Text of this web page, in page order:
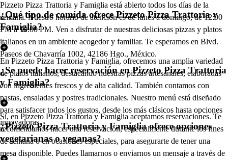
Pizzeto Pizza Trattoria y Famiglia está abierto todos los días de la
semana. Nuestro horario de atención es de lunes a domingo, de 12:00
PM a 10:00 PM. Ven a disfrutar de nuestras deliciosas pizzas y platos
italianos en un ambiente acogedor y familiar. Te esperamos en Blvd.
Paseos de Chavarría 1002, 42186 Hgo., México.
¿Qué tipo de comida ofrece Pizzeto Pizza Trattoria y
Famiglia?
En Pizzeto Pizza Trattoria y Famiglia, ofrecemos una amplia variedad
de platos italianos, destacando nuestras pizzas artesanales, elaboradas
con ingredientes frescos y de alta calidad. También contamos con
pastas, ensaladas y postres tradicionales. Nuestro menú está diseñado
para satisfacer todos los gustos, desde los más clásicos hasta opciones
innovadoras.
¿Se puede hacer reservación en Pizzeto Pizza Trattoria
y Famiglia?
Sí, en Pizzeto Pizza Trattoria y Famiglia aceptamos reservaciones. Te
recomendamos hacer una reservación, especialmente durante los fines
de semana o en ocasiones especiales, para asegurarte de tener una
mesa disponible. Puedes llamarnos o enviarnos un mensaje a través de
¿Pizzeto Pizza Trattoria y Famiglia ofrece opciones
vegetarianas o veganas?